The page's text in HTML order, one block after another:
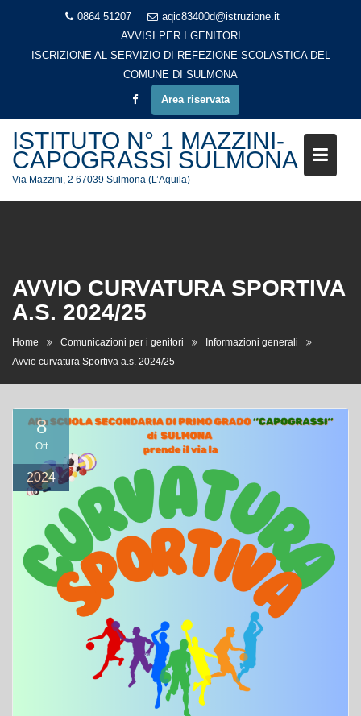
0864 51207
aqic83400d@istruzione.it
AVVISI PER I GENITORI
ISCRIZIONE AL SERVIZIO DI REFEZIONE SCOLASTICA DEL
COMUNE DI SULMONA
Area riservata
ISTITUTO N° 1 MAZZINI-
CAPOGRASSI SULMONA
Via Mazzini, 2 67039 Sulmona (L’Aquila)
AVVIO CURVATURA SPORTIVA
A.S. 2024/25
Home Comunicazioni per i genitori
Informazioni generali
Avvio curvatura Sportiva a.s. 2024/25
8
Ott
2024